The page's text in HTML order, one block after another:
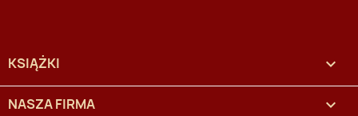
KSIĄŻKI 
NASZA FIRMA 